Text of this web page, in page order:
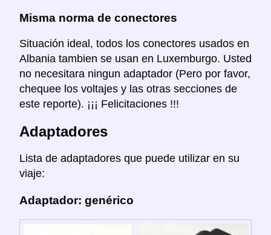
Misma norma de conectores
Situación ideal, todos los conectores usados en
Albania tambien se usan en Luxemburgo. Usted
no necesitara ningun adaptador (Pero por favor,
chequee los voltajes y las otras secciones de
este reporte). ¡¡¡ Felicitaciones !!!
Adaptadores
Lista de adaptadores que puede utilizar en su
viaje:
Adaptador: genérico